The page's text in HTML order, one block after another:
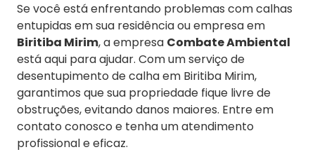
Se você está enfrentando problemas com calhas
entupidas em sua residência ou empresa em
Biritiba Mirim, a empresa Combate Ambiental
está aqui para ajudar. Com um serviço de
desentupimento de calha em Biritiba Mirim,
garantimos que sua propriedade fique livre de
obstruções, evitando danos maiores. Entre em
contato conosco e tenha um atendimento
profissional e eficaz.